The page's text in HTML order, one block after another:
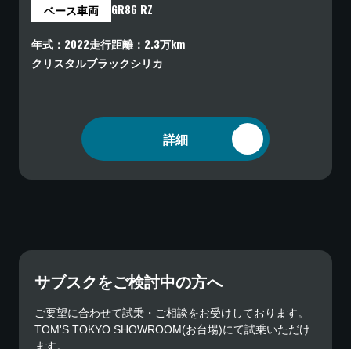
ベース車両 GR86 RZ
年式 2022走行距離 2.3万km
クリスタルブラックシリカ
詳細
サブスクをご検討中の方へ
ご要望に合わせて試乗・ご相談をお受けしております。
TOM'S TOKYO SHOWROOM(お台場)にて試乗いただけ
ます。